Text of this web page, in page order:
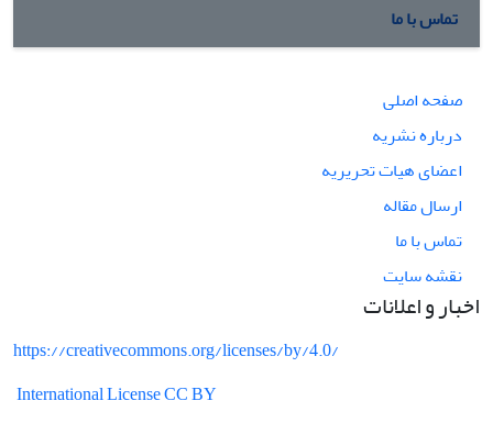
تماس با ما
صفحه اصلی
درباره نشریه
اعضای هیات تحریریه
ارسال مقاله
تماس با ما
نقشه سایت
اخبار و اعلانات
https://creativecommons.org/licenses/by/4.0/
International License CC BY